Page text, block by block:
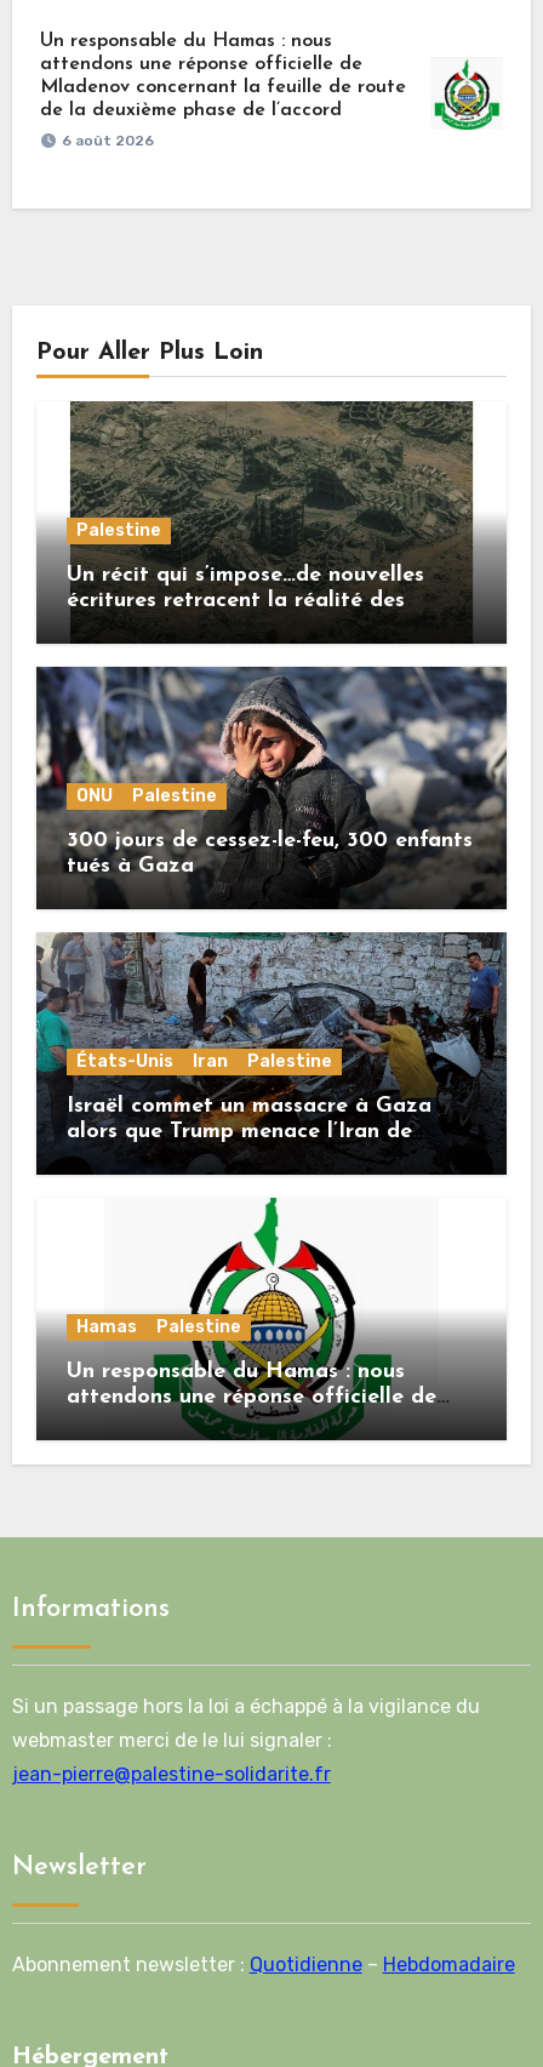
Un responsable du Hamas : nous
attendons une réponse officielle de
Mladenov concernant la feuille de route
de la deuxième phase de l’accord
6 août 2026
Pour Aller Plus Loin
Palestine
Un récit qui s’impose…de nouvelles
écritures retracent la réalité des
crimes sionistes à Gaza
ONU Palestine
300 jours de cessez-le-feu, 300 enfants
tués à Gaza
États-Unis Iran Palestine
Israël commet un massacre à Gaza
alors que Trump menace l’Iran de
«décapitation»
Hamas Palestine
Un responsable du Hamas : nous
attendons une réponse officielle de
Mladenov concernant la feuille de
route de la deuxième phase de l’accord
Informations
Si un passage hors la loi a échappé à la vigilance du
webmaster merci de le lui signaler :
jean-pierre@palestine-solidarite.fr
Newsletter
Abonnement newsletter : Quotidienne– Hebdomadaire
Hébergement